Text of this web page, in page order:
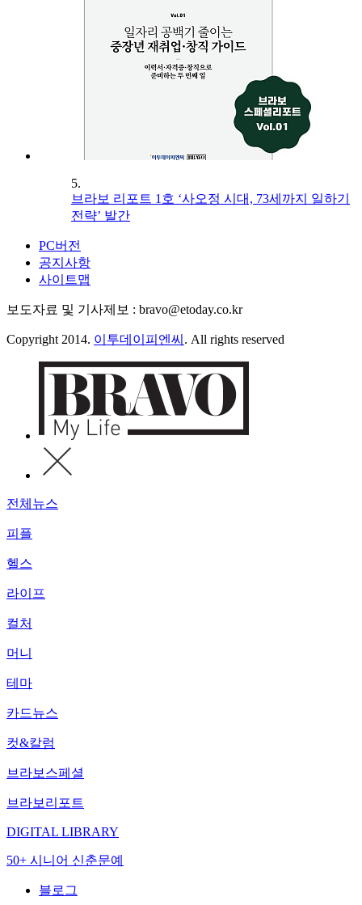
5.
브라보 리포트 1호 ‘사오정 시대, 73세까지 일하기
전략’ 발간
PC버전
공지사항
사이트맵
보도자료 및 기사제보 : bravo@etoday.co.kr
Copyright 2014. 이투데이피엔씨 . All rights reserved
전체뉴스
피플
헬스
라이프
컬처
머니
테마
카드뉴스
컷&칼럼
브라보스페셜
브라보리포트
DIGITAL LIBRARY
50+ 시니어 신춘문예
블로그